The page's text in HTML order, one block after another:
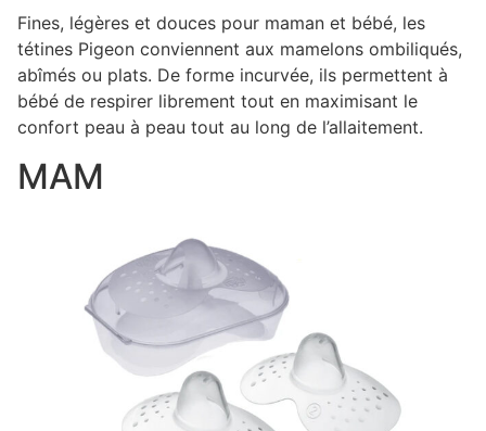
Fines, légères et douces pour maman et bébé, les
tétines Pigeon conviennent aux mamelons ombiliqués,
abîmés ou plats. De forme incurvée, ils permettent à
bébé de respirer librement tout en maximisant le
confort peau à peau tout au long de l’allaitement.
MAM